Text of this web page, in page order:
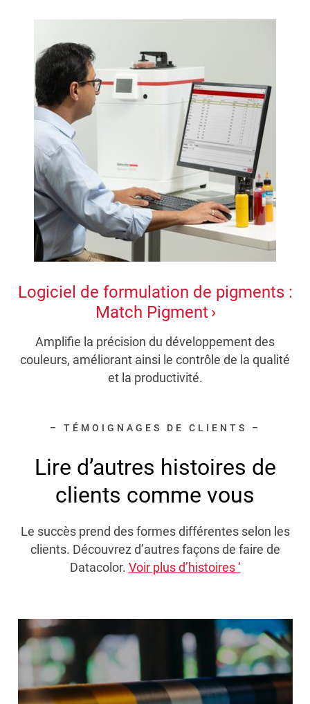
Logiciel de formulation de pigments :
Match Pigment
Amplifie la précision du développement des
couleurs, améliorant ainsi le contrôle de la qualité
et la productivité.
– TÉMOIGNAGES DE CLIENTS –
Lire d’autres histoires de
clients comme vous
Le succès prend des formes différentes selon les
clients. Découvrez d’autres façons de faire de
Datacolor. Voir plus d’histoires ‘